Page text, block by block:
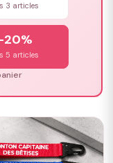
3 articles
20%
5 articles